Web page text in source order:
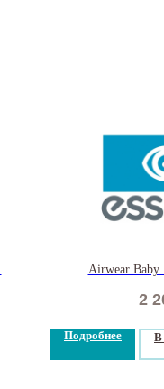
Airwear Baby
2
Подробнее В